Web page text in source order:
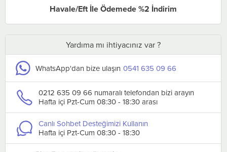
Havale/Eft İle Ödemede %2 İndirim
Yardıma mı ihtiyacınız var ?
WhatsApp'dan bize ulaşın 0541 635 09 66
0212 635 09 66 numaralı telefondan bizi arayın
Hafta içi Pzt-Cum 08:30 - 18:30 arası
Canlı Sohbet Desteğimizi Kullanın
Hafta içi Pzt-Cum 08:30 - 18:30